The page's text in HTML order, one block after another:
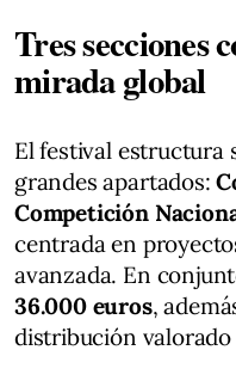
Tres secciones
mirada global
El festival estructura
grandes apartados:
Competición
centrada en
avanzada. En
36.000 euros,
distribución